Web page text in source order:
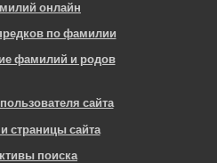
онлайн
по фамилии
фамилий и родов
сайта
страницы сайта
поиска